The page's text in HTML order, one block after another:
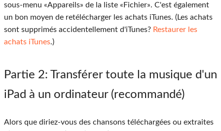
sous-menu «Appareils» de la liste «Fichier». C'est également
un bon moyen de retélécharger les achats iTunes. (Les achats
sont supprimés accidentellement d'iTunes? Restaurer les
achats iTunes.)
Partie 2: Transférer toute la musique d'un
iPad à un ordinateur (recommandé)
Alors que diriez-vous des chansons téléchargées ou extraites